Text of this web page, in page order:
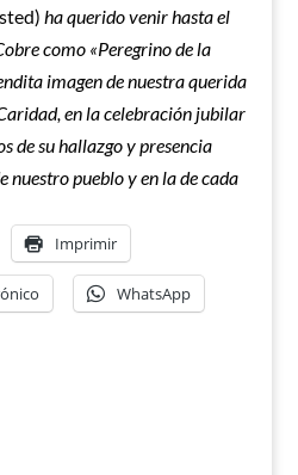
ha querido venir hasta el
como «Peregrino de la
imagen de nuestra querida
en la celebración jubilar
de su hallazgo y presencia
nuestro pueblo y en la de cada
Imprimir
WhatsApp